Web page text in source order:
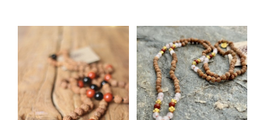
IN DEN WARENKORB
DETAILS
IN DEN WARENKORB
/
DETAILS